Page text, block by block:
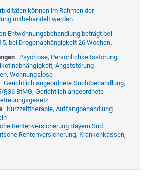
können im Rahmen der
mitbehandelt werden.
Entwöhnungsbehandlung beträgt bei
bei Drogenabhängigkeit 26 Wochen.
Psychose, Persönlichkeitsstörung,
Angststörung
Wohnungslose
Gerichtlich angeordnete Suchtbehandlung,
§36 BtMG, Gerichtlich angeordnete
Kurzzeittherapie, Auffangbehandlung
Rentenversicherung Bayern Süd
Rentenversicherung, Krankenkassen,